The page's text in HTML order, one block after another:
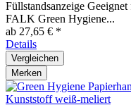
Füllstandsanzeige
FALK Green Hygiene...
ab 27,65 € *
Details
Vergleichen
Merken